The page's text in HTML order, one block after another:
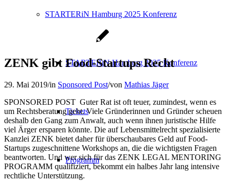
STARTERiN Hamburg 2025 Konferenz
STARTERiN Hamburg 2025 Konferenz
Tickets
Programm
ZENK gibt Food-Startups Recht
29. Mai 2019/in Sponsored Post/von Mathias Jäger
SPONSORED POST Guter Rat ist oft teuer, zumindest, wenn es
um Rechtsberatung geht. Viele Gründerinnen und Gründer scheuen
deshalb den Gang zum Anwalt, auch wenn ihnen juristische Hilfe
viel Ärger ersparen könnte. Die auf Lebensmittelrecht spezialisierte
Kanzlei ZENK bietet daher für überschaubares Geld auf Food-
Startups zugeschnittene Workshops an, die die wichtigsten Fragen
beantworten. Und wer sich für das ZENK LEGAL MENTORING
PROGRAMM qualifiziert, bekommt ein halbes Jahr lang intensive
rechtliche Unterstützung.